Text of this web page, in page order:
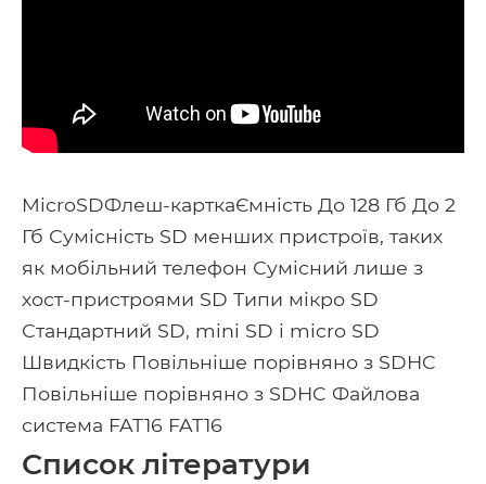
MicroSDФлеш-карткаЄмність До 128 Гб До 2
Гб Сумісність SD менших пристроїв, таких
як мобільний телефон Сумісний лише з
хост-пристроями SD Типи мікро SD
Стандартний SD, mini SD і micro SD
Швидкість Повільніше порівняно з SDHC
Повільніше порівняно з SDHC Файлова
система FAT16 FAT16
Список літератури